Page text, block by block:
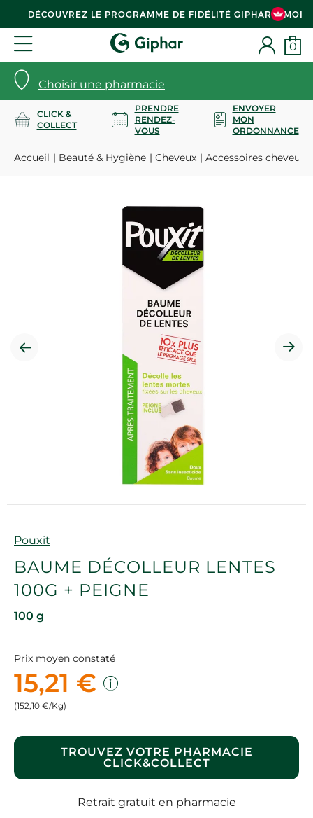
DÉCOUVREZ LE PROGRAMME DE FIDÉLITÉ GIPHAR & MOI
Choisir une pharmacie
0
CLICK &
COLLECT
PRENDRE
RENDEZ-
VOUS
ENVOYER
MON
ORDONNANCE
Accueil Beauté & Hygiène Cheveux Accessoires cheveux
Marque
Pouxit
BAUME DÉCOLLEUR LENTES
100G + PEIGNE
100 g
Prix moyen constaté
15,21 €
(152,10 €/Kg)
TROUVEZ VOTRE PHARMACIE
CLICK&COLLECT
Retrait gratuit en pharmacie